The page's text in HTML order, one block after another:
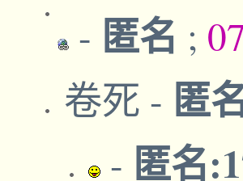
- 匿名 ;
卷死 - 匿
- 匿名